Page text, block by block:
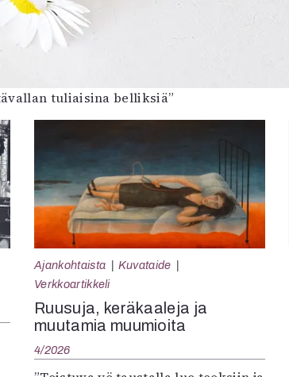
tuliaisina belliksiä”
Ajankohtaista
Kuvataide
Verkkoartikkeli
Ruusuja, keräkaaleja ja
muutamia muumioita
4/2026